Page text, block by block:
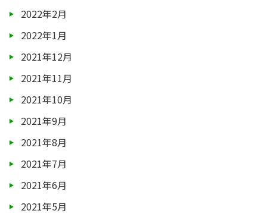
2022年2月
2022年1月
2021年12月
2021年11月
2021年10月
2021年9月
2021年8月
2021年7月
2021年6月
2021年5月